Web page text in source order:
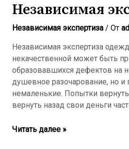
Независимая
Независимая экспертиза/ От
Независимая экспертиза
некачественной может быть
образовавшихся дефектов на
душевное разочарование, но и
немаленькие. Попытки
вернуть назад свои деньги
Независимая
Читать далее »